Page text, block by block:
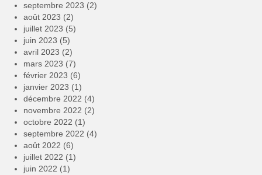
septembre 2023 (2)
août 2023 (2)
juillet 2023 (5)
juin 2023 (5)
avril 2023 (2)
mars 2023 (7)
février 2023 (6)
janvier 2023 (1)
décembre 2022 (4)
novembre 2022 (2)
octobre 2022 (1)
septembre 2022 (4)
août 2022 (6)
juillet 2022 (1)
juin 2022 (1)